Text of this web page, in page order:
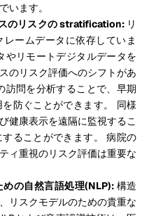
います。
のリスクの stratification: リ
ームデータに依存していま
やリモートデジタルデータを
のリスク評価へのシフトがあ
訪問を分析することで、早期
防ぐことができます。 同様
健康表示を遠隔に監視するこ
ることができます。 病院の
ィ重視のリスク評価は重要な
の自然言語処理(NLP): 構造
リスクモデルのための貴重な